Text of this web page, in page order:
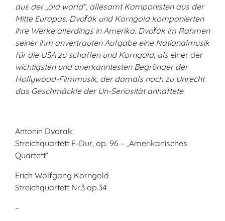
aus der „old world“, allesamt Komponisten aus der
Mitte Europas. Dvořák und Korngold komponierten
ihre Werke allerdings in Amerika. Dvořák im Rahmen
seiner ihm anvertrauten Aufgabe eine Nationalmusik
für die USA zu schaffen und Korngold, alseiner der
wichtigsten und anerkanntesten Begründer der
Hollywood-Filmmusik, der damals noch zu Unrecht
das Geschmäckle der Un-Seriosität anhaftete.
Antonin Dvorak:
Streichquartett F-Dur, op. 96 – „Amerikanisches
Quartett“
Erich Wolfgang Korngold
Streichquartett Nr.3 op.34
–